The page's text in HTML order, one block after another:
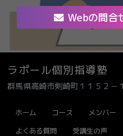
Webの問合
ラポール個別指導塾
群馬県高崎市剣崎町１１５２－１
ホーム コース メンバー
よくある質問
受講生の声